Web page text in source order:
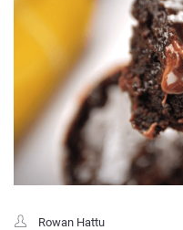
Rowan Hattu